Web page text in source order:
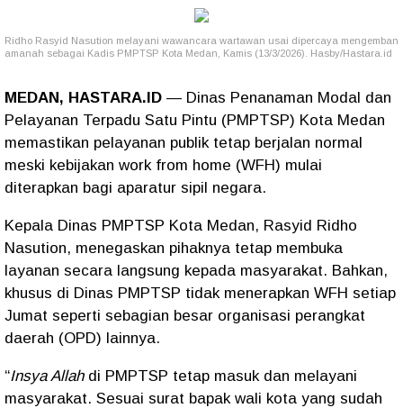
Ridho Rasyid Nasution melayani wawancara wartawan usai dipercaya mengemban
amanah sebagai Kadis PMPTSP Kota Medan, Kamis (13/3/2026). Hasby/Hastara.id
MEDAN, HASTARA.ID — Dinas Penanaman Modal dan
Pelayanan Terpadu Satu Pintu (PMPTSP) Kota Medan
memastikan pelayanan publik tetap berjalan normal
meski kebijakan work from home (WFH) mulai
diterapkan bagi aparatur sipil negara.
Kepala Dinas PMPTSP Kota Medan, Rasyid Ridho
Nasution, menegaskan pihaknya tetap membuka
layanan secara langsung kepada masyarakat. Bahkan,
khusus di Dinas PMPTSP tidak menerapkan WFH setiap
Jumat seperti sebagian besar organisasi perangkat
daerah (OPD) lainnya.
“Insya Allahdi PMPTSP tetap masuk dan melayani
masyarakat. Sesuai surat bapak wali kota yang sudah